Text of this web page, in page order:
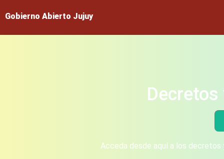
Gobierno Abierto Jujuy
Acceda desde aquí a los